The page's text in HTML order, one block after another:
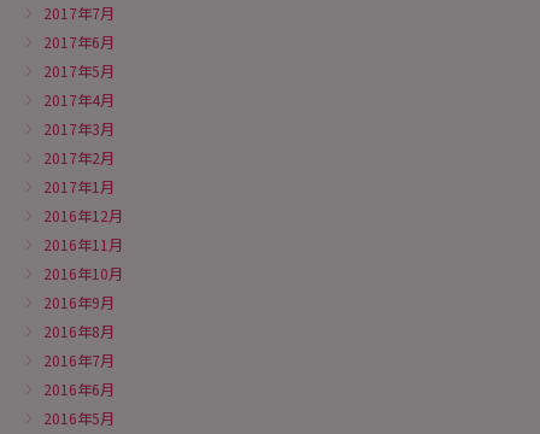
2017年7月
2017年6月
2017年5月
2017年4月
2017年3月
2017年2月
2017年1月
2016年12月
2016年11月
2016年10月
2016年9月
2016年8月
2016年7月
2016年6月
2016年5月